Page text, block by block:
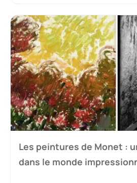
Les peintures de Monet :
dans le monde